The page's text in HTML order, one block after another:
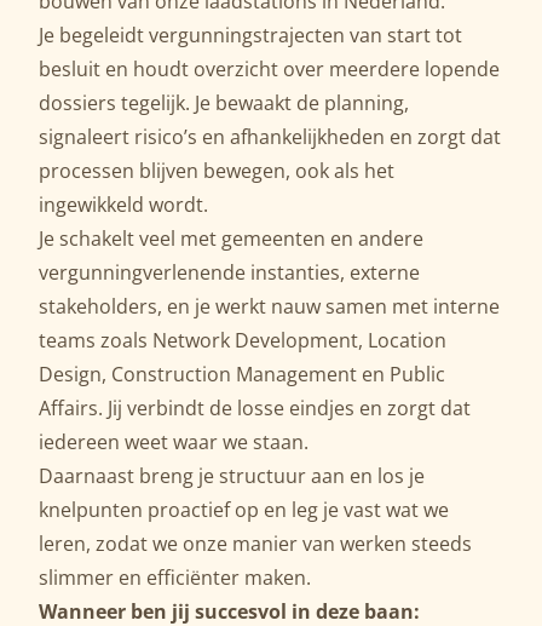
Je begeleidt vergunningstrajecten van start tot
besluit en houdt overzicht over meerdere lopende
dossiers tegelijk. Je bewaakt de planning,
signaleert risico’s en afhankelijkheden en zorgt dat
processen blijven bewegen, ook als het
ingewikkeld wordt.
Je schakelt veel met gemeenten en andere
vergunningverlenende instanties, externe
stakeholders, en je werkt nauw samen met interne
teams zoals Network Development, Location
Design, Construction Management en Public
Affairs. Jij verbindt de losse eindjes en zorgt dat
iedereen weet waar we staan.
Daarnaast breng je structuur aan en los je
knelpunten proactief op en leg je vast wat we
leren, zodat we onze manier van werken steeds
slimmer en efficiënter maken.
Wanneer ben jij succesvol in deze baan: